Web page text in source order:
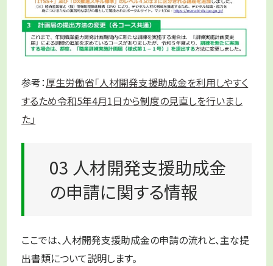
参考：厚生労働省「人材開発支援助成金を利用しやすく
するため令和5年4月1日から制度の見直しを行いまし
た」
03 人材開発支援助成金
の申請に関する情報
ここでは、人材開発支援助成金の申請の流れと、主な提
出書類について説明します。